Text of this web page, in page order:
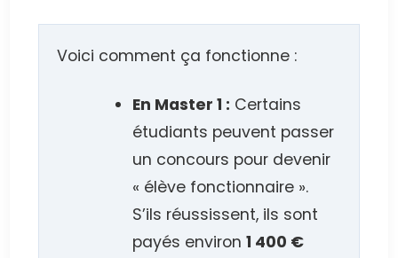
Voici comment ça fonctionne :
En Master 1 : Certains
étudiants peuvent passer
un concours pour devenir
« élève fonctionnaire ».
S’ils réussissent, ils sont
payés environ 1 400 €